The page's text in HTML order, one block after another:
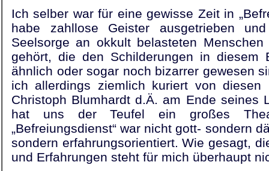
Ich selber war für eine gewisse Zeit in
habe zahllose Geister ausgetrieben
Seelsorge an okkult belasteten
gehört, die den Schilderungen in diesem
ähnlich oder sogar noch bizarrer gewesen
ich allerdings ziemlich kuriert von diesen
Christoph Blumhardt d.Ä. am Ende seines
hat uns der Teufel ein großes
„Befreiungsdienst“ war nicht gott- sondern
sondern erfahrungsorientiert. Wie gesagt,
und Erfahrungen steht für mich überhaupt